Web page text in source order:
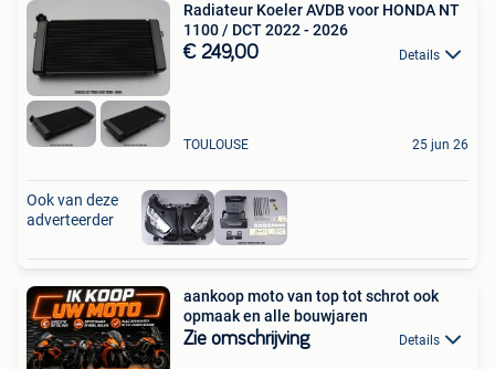
Radiateur Koeler AVDB voor HONDA NT
1100 / DCT 2022 - 2026
€ 249,00 Details
TOULOUSE 25 jun 26
Ook van deze
adverteerder
aankoop moto van top tot schrot ook
opmaak en alle bouwjaren
Zie omschrijving Details